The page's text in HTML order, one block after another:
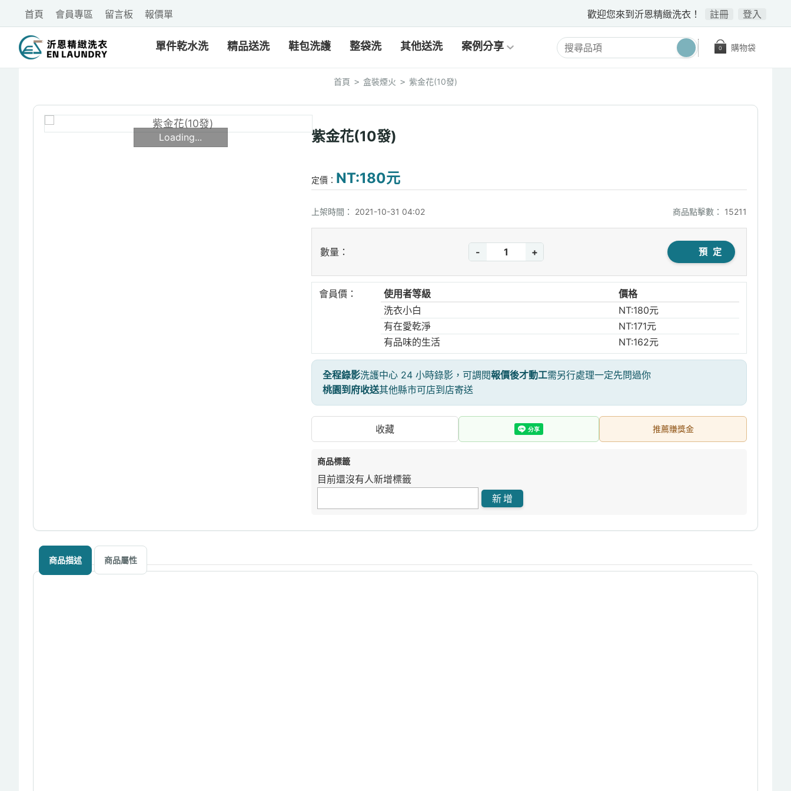
歡迎您來到沂恩精緻洗衣！ 註冊 登入
首頁 會員專區 留言板 報價單
單件乾水洗 精品送洗 鞋包洗護 整袋洗 其他送洗 案例分享 購物袋
0
首頁 > 盒裝煙火 > 紫金花(10發)
紫金花(10發)
定價： NT:180元
上架時間： 2021-10-31 04:02 商品點擊數： 15211
數量： - + 預 定
會員價： 使用者等級
價格
洗衣小白
NT:180元
有在愛乾淨
NT:171元
有品味的生活
NT:162元
全程錄影洗護中心 24 小時錄影，可調閱報價後才動工需另行處理一定先問過你
桃園到府收送其他縣市可店到店寄送
收藏 推薦賺獎金
商品標籤
目前還沒有人新增標籤
Loading...
商品描述 商品屬性